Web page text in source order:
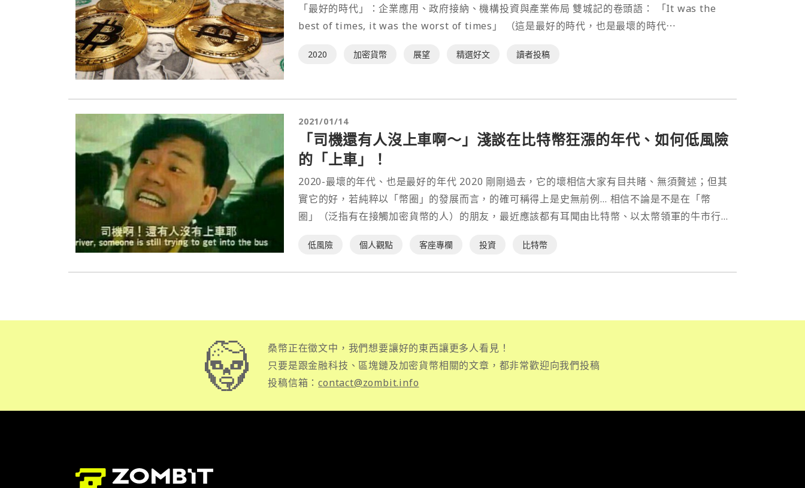
「最好的時代」：企業應用、政府接納、機構投資與產業佈局 雙城記的卷頭語： 「It was the
best of times, it was the worst of times」 （這是最好的時代，也是最壞的時代⋯
2020 加密貨幣 展望 精選好文 讀者投稿
2021/01/14
「司機還有人沒上車啊～」淺談在比特幣狂漲的年代、如何低風險
的「上車」！
2020-最壞的年代、也是最好的年代 2020 剛剛過去，它的壞相信大家有目共睹、無須贅述；但其
實它的好，若純粹以「幣圈」的發展而言，的確可稱得上是史無前例… 相信不論是不是在「幣
圈」（泛指有在接觸加密貨幣的人）的朋友，最近應該都有耳聞由比特幣、以太幣領軍的牛市行
低風險 個人觀點 客座專欄 投資 比特幣
桑幣正在徵文中，我們想要讓好的東西讓更多人看見！
只要是跟金融科技、區塊鏈及加密貨幣相關的文章，都非常歡迎向我們投稿
投稿信箱：contact@zombit.info